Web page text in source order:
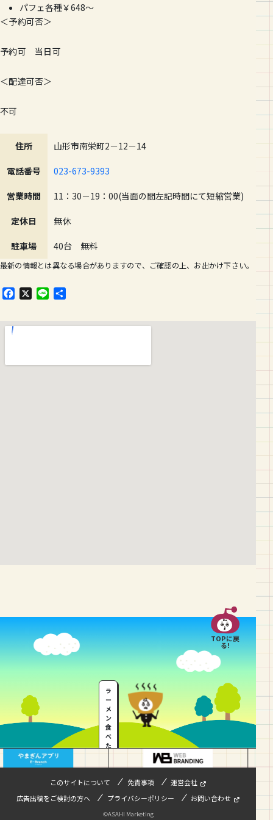
パフェ各種￥648～
＜予約可否＞
予約可 当日可
＜配達可否＞
不可
住所 山形市南栄町2－12－14
電話番号 023-673-9393
営業時間 11：30－19：00(当面の間左記時間にて短縮営業)
定休日 無休
駐車場 40台 無料
最新の情報とは異なる場合がありますので、ご確認の上、お出かけ下さい。
F
e
o
X
L
e
TOPに戻
る!
ラ
ー
メ
ン
食
べ
た
このサイトについて 免責事項
運営会社
広告出稿をご検討の方へ
プライバシーポリシー お問い合わせ
©ASAHI Marketing